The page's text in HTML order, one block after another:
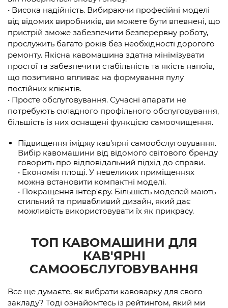
• Висока надійність. Вибираючи професійні моделі
від відомих виробників, ви можете бути впевнені, що
пристрій зможе забезпечити безперервну роботу,
прослужить багато років без необхідності дорогого
ремонту. Якісна кавомашина здатна мінімізувати
простої та забезпечити стабільність та якість напоїв,
що позитивно впливає на формування пулу
постійних клієнтів.
• Просте обслуговування. Сучасні апарати не
потребують складного профільного обслуговування,
більшість із них оснащені функцією самоочищення.
Підвищення іміджу кав’ярні самообслуговування.
Вибір кавомашини від відомого світового бренду
говорить про відповідальний підхід до справи.
• Економія площі. У невеликих приміщеннях
можна встановити компактні моделі.
• Покращення інтер'єру. Більшість моделей мають
стильний та привабливий дизайн, який дає
можливість використовувати їх як прикрасу.
ТОП КАВОМАШИНИ ДЛЯ
КАВ'ЯРНІ
САМООБСЛУГОВУВАННЯ
Все ще думаєте, як вибрати кавоварку для свого
закладу? Тоді ознайомтесь із рейтингом, який ми